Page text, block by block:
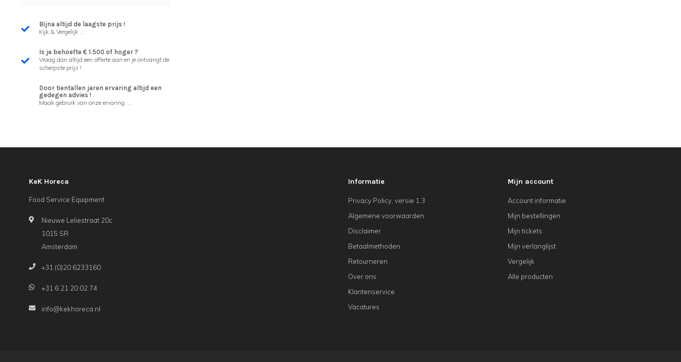
Bijna altijd de laagste prijs !
Kijk & Vergelijk ...
Is je behoefte € 1.500 of hoger ?
Vraag dan altijd een offerte aan en je ontvangt de
scherpste prijs !
Door tientallen jaren ervaring altijd een
gedegen advies !
Maak gebruik van onze ervaring ...
KeK Horeca
Food Service Equipment
Nieuwe Leliestraat 20c
1015 SR
Amsterdam
+31 (0)20 6233160
+31 6 21 20 02 74
info@kekhoreca.nl
Informatie
Privacy Policy, versie 1.3
Algemene voorwaarden
Disclaimer
Betaalmethoden
Retourneren
Over ons
Klantenservice
Vacatures
Mijn account
Account informatie
Mijn bestellingen
Mijn tickets
Mijn verlanglijst
Vergelijk
Alle producten